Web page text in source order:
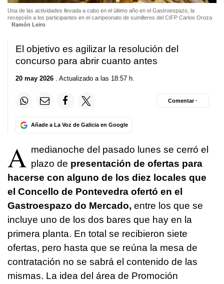
Una de las actividades llevada a cabo en el último año en el Gastroespazo, la
recepción a los participantes en el campeonato de sumilleres del CIFP Carlos Oroza
Ramón Leiro
El objetivo es agilizar la resolución del
concurso para abrir cuanto antes
20 may 2026 . Actualizado a las 18:57 h.
Añade a La Voz de Galicia en Google
Comentar ·
A medianoche del pasado lunes se cerró el
plazo de presentación de ofertas para
hacerse con alguno de los diez locales que
el Concello de Pontevedra ofertó en el
Gastroespazo do Mercado, entre los que se
incluye uno de los dos bares que hay en la
primera planta. En total se recibieron siete
ofertas, pero hasta que se reúna la mesa de
contratación no se sabrá el contenido de las
mismas. La idea del área de Promoción